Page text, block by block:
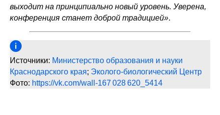
выходит на принципиально новый уровень. Уверена,
конференция станет доброй традицией».
Источники: Министерство образования и науки
Краснодарского края; Эколого-биологический Центр
Фото: https://vk.com/wall-167 028 620_5414